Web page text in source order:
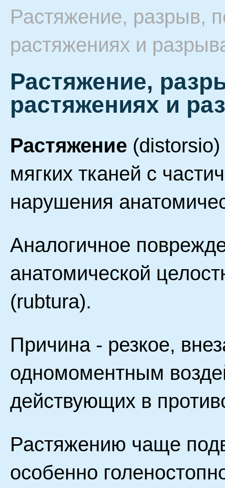
Растяжение, разрыв,
растяжениях и
Растяжение,
растяжениях и
Растяжение
мягких тканей с
нарушения
Аналогичное
анатомической
(rubtura).
Причина - резкое,
одномоментным
действующих в
Растяжению чаще
особенно